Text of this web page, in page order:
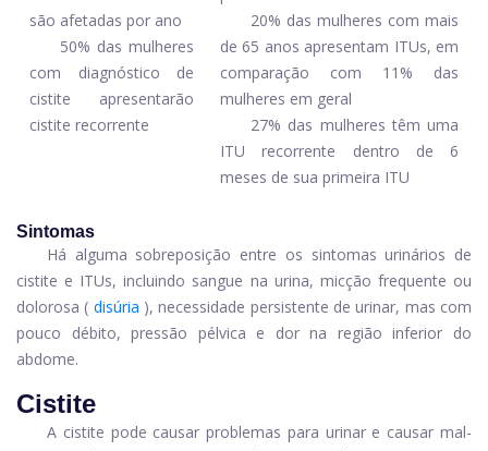
são afetadas por ano
50% das mulheres
com diagnóstico de
cistite apresentarão
cistite recorrente
20% das mulheres com mais
de 65 anos apresentam ITUs, em
comparação com 11% das
mulheres em geral
27% das mulheres têm uma
ITU recorrente dentro de 6
meses de sua primeira ITU
Sintomas
Há alguma sobreposição entre os sintomas urinários de
cistite e ITUs, incluindo sangue na urina, micção frequente ou
dolorosa ( disúria ), necessidade persistente de urinar, mas com
pouco débito, pressão pélvica e dor na região inferior do
abdome.
Cistite
A cistite pode causar problemas para urinar e causar mal-